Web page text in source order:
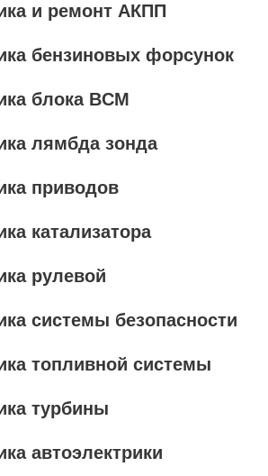
и ремонт АКПП
бензиновых форсунок
блока BCM
лямбда зонда
приводов
катализатора
рулевой
системы безопасности
топливной системы
турбины
автоэлектрики